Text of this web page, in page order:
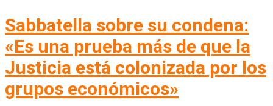
Sabbatella sobre su condena:
«Es una prueba más de que la
Justicia está colonizada por los
grupos económicos»